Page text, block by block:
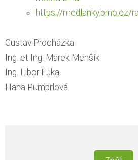
https://medlanky.brno.cz/
Gustav Procházka
Ing. et Ing. Marek Menšík
Ing. Libor Fuka
Hana Pumprlová